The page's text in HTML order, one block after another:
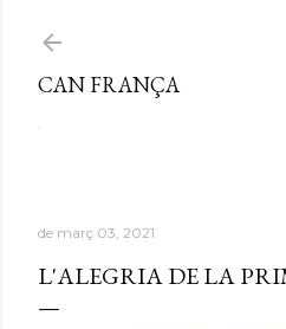
CAN FRANÇA
.
de març 03, 2021
L'ALEGRIA DE LA